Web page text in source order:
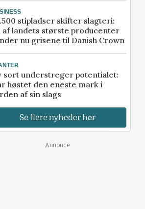
stipladser skifter slagteri:
af landets største producenter
nu grisene til Danish Crown
sort understreger potentialet:
høstet den eneste mark i
af sin slags
Se flere nyheder her
Annonce